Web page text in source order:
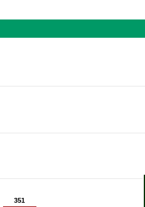
351
351